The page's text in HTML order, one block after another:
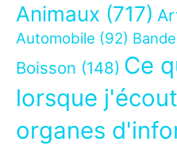
Animaux (717)
Automobile (92)
Boisson (148) Ce
lorsque
organes